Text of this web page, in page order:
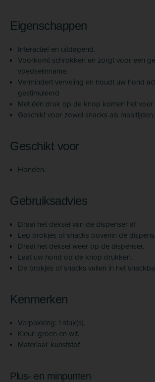
Eigenschappen
Interactief en uitdagend.
Voorkomt schrokken en zorgt voor een
voedselinname.
Vermindert verveling en houdt uw hond
gestimuleerd
Met één druk op de knop komen het voer
Geschikt voor zowel snacks als maaltijden.
Geschikt voor
Honden.
Gebruiksadvies
Draai het deksel van de dispenser af.
Leg brokjes of snacks bovenin de
Draai het deksel weer op de dispenser.
Laat uw hond op de knop drukken.
De brokjes of snacks vallen in het
Kenmerken
Verpakking: 1 stuk(s).
Kleur: groen en wit.
Materiaal: kunststof.
Plus- en minpunten